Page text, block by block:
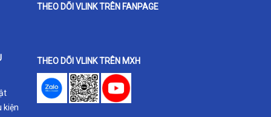
kiện
THEO DÕI VLINK TRÊN FANPAGE
THEO DÕI VLINK TRÊN MXH